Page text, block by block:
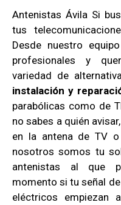
Antenistas Ávila Si
tus
Desde nuestro
profesionales y
variedad de
instalación y
parabólicas como de
no sabes a quién
en la antena de TV
nosotros somos tu
antenistas al que
momento si tu señal
eléctricos empiezan